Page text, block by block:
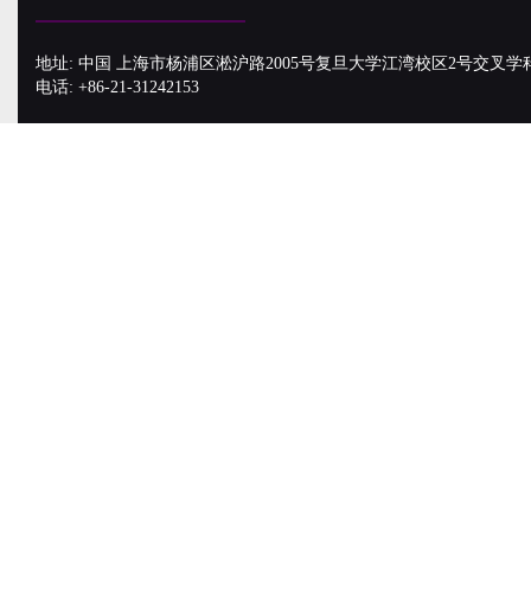
地址: 中国 上海市杨浦区淞沪路2005号复旦大学江湾校区2号交叉学
电话: +86-21-31242153